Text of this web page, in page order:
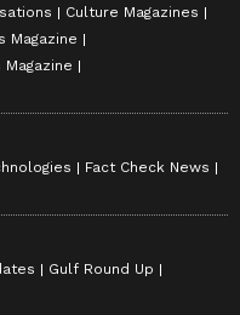
Culture Magazines
Magazine
Fact Check News
Gulf Round Up